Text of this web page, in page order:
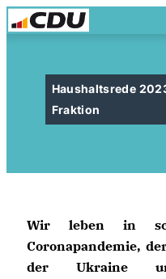
Haushaltsrede
Fraktion
Wir leben in
Coronapandemie,
der Ukraine